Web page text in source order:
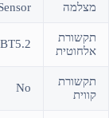
מצלמה
תקשורת
אלחוטית
תקשורת
קווית
No